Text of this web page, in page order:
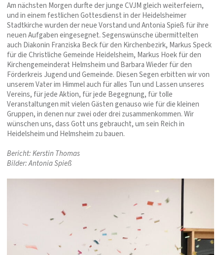
Am nächsten Morgen durfte der junge CVJM gleich weiterfeiern,
und in einem festlichen Gottesdienst in der Heidelsheimer
Stadtkirche wurden der neue Vorstand und Antonia Spieß für ihre
neuen Aufgaben eingesegnet. Segenswünsche übermittelten
auch Diakonin Franziska Beck für den Kirchenbezirk, Markus Speck
für die Christliche Gemeinde Heidelsheim, Markus Hoek für den
Kirchengemeinderat Helmsheim und Barbara Wieder für den
Förderkreis Jugend und Gemeinde. Diesen Segen erbitten wir von
unserem Vater im Himmel auch für alles Tun und Lassen unseres
Vereins, für jede Aktion, für jede Begegnung, für tolle
Veranstaltungen mit vielen Gästen genauso wie für die kleinen
Gruppen, in denen nur zwei oder drei zusammenkommen. Wir
wünschen uns, dass Gott uns gebraucht, um sein Reich in
Heidelsheim und Helmsheim zu bauen.
Bericht: Kerstin Thomas
Bilder: Antonia Spieß